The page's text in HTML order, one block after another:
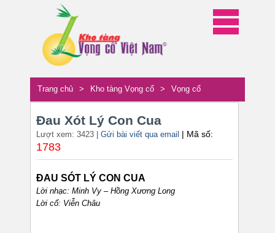
Trang chủ > Kho tàng Vọng cổ > Vọng cổ
Đau Xót Lý Con Cua
Lượt xem: 3423 | Gửi bài viết qua email | Mã số:
1783
ĐAU SÓT LÝ CON CUA
Lời nhạc: Minh Vy – Hồng Xương Long
Lời cổ: Viễn Châu